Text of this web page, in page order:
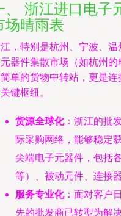
、 浙江进口电子
场晴雨表
，特别是杭州、宁波、
器件集散市场（如杭州
单的货物中转站，更是
键枢纽。
货源全球化：浙江的批
际采购网络，能够稳定
尖端电子元器件，包括
等）、被动元件、连接
服务专业化：面对客户
先的批发商已转型为解